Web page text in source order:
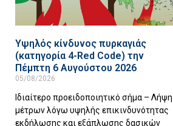
Υψηλός κίνδυνος πυρκαγιάς
(κατηγορία 4-Red Code) την
Πέμπτη 6 Αυγούστου 2026
05/08/2026
Ιδιαίτερο προειδοποιητικό σήμα – Λήψη
μέτρων λόγω υψηλής επικινδυνότητας
εκδήλωσης και εξάπλωσης δασικών